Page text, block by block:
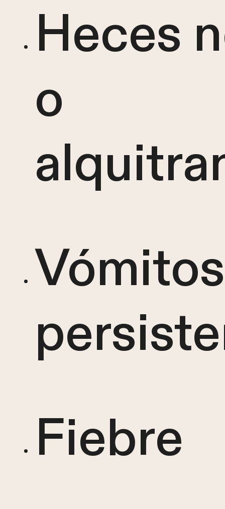
Heces
o
Vómitos
Fiebre